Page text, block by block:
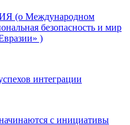
(о Международном
безопасность и мир
)
интеграции
с инициативы